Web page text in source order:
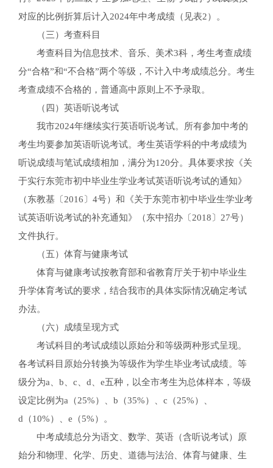
对应的比例折算后计入2024年中考成绩（见表2）。
（三）考查科目
考查科目为信息技术、音乐、美术3科，考生考查成绩
分“合格”和“不合格”两个等级，不计入中考成绩总分。考生
考查成绩不合格的，普通高中原则上不予录取。
（四）英语听说考试
我市2024年继续实行英语听说考试。所有参加中考的
考生均要参加英语听说考试。考生英语学科的中考成绩为
听说成绩与笔试成绩相加，满分为120分。具体要求按《关
于实行东莞市初中毕业生学业考试英语听说考试的通知》
（东教基〔2016〕4号）和《关于东莞市初中毕业生学业考
试英语听说考试的补充通知》（东中招办〔2018〕27号）
文件执行。
（五）体育与健康考试
体育与健康考试按教育部和省教育厅关于初中毕业生
升学体育考试的要求，结合我市的具体实际情况确定考试
办法。
（六）成绩呈现方式
考试科目的考试成绩以原始分和等级两种形式呈现。
各考试科目原始分转换为等级作为学生毕业考试成绩。等
级分为a、b、c、d、e五种，以全市考生为总体样本，等级
设定比例为a（25%）、b（35%）、c（25%）、
d（10%）、e（5%）。
中考成绩总分为语文、数学、英语（含听说考试）原
始分和物理、化学、历史、道德与法治、体育与健康、生